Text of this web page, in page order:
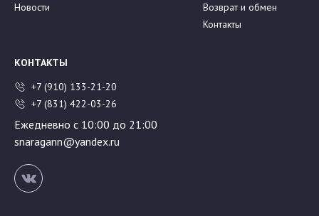
Новости
Возврат и обмен
Контакты
КОНТАКТЫ
+7 (910) 133-21-20
+7 (831) 422-03-26
Ежедневно с 10:00 до 21:00
snaragann@yandex.ru